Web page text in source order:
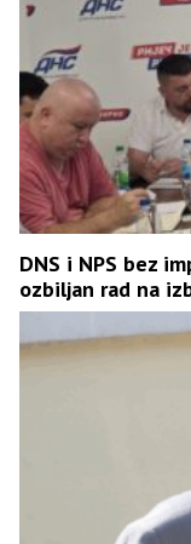
DNS i NPS bez
ozbiljan rad na